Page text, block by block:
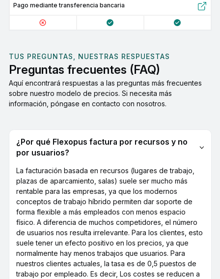
Pago mediante transferencia bancaria
TUS PREGUNTAS, NUESTRAS RESPUESTAS
Preguntas frecuentes (FAQ)
Aquí encontrará respuestas a las preguntas más frecuentes
sobre nuestro modelo de precios. Si necesita más
información, póngase en contacto con nosotros.
¿Por qué Flexopus factura por recursos y no
por usuarios?
La facturación basada en recursos (lugares de trabajo,
plazas de aparcamiento, salas) suele ser mucho más
rentable para las empresas, ya que los modernos
conceptos de trabajo híbrido permiten dar soporte de
forma flexible a más empleados con menos espacio
físico. A diferencia de muchos competidores, el número
de usuarios nos resulta irrelevante. Para los clientes, esto
suele tener un efecto positivo en los precios, ya que
normalmente hay menos trabajos que usuarios. Para
nuestros clientes actuales, la tasa es de 0,5 puestos de
trabajo por empleado. Es decir, Los costes se reducen a